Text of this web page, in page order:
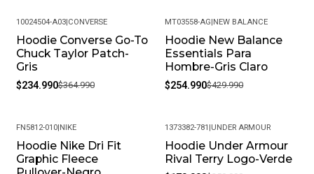
-36%
10024504-A03|CONVERSE
Hoodie Converse Go-To
Chuck Taylor Patch-
Gris
$234.990$364.990
-41%
MT03558-AG|NEW BALANCE
Hoodie New Balance
Essentials Para
Hombre-Gris Claro
$254.990$429.990
-19%
FN5812-010|NIKE
Hoodie Nike Dri Fit
Graphic Fleece
-31%
1373382-781 |UNDER ARMOUR
Hoodie Under Armour
Rival Terry Logo-Verde